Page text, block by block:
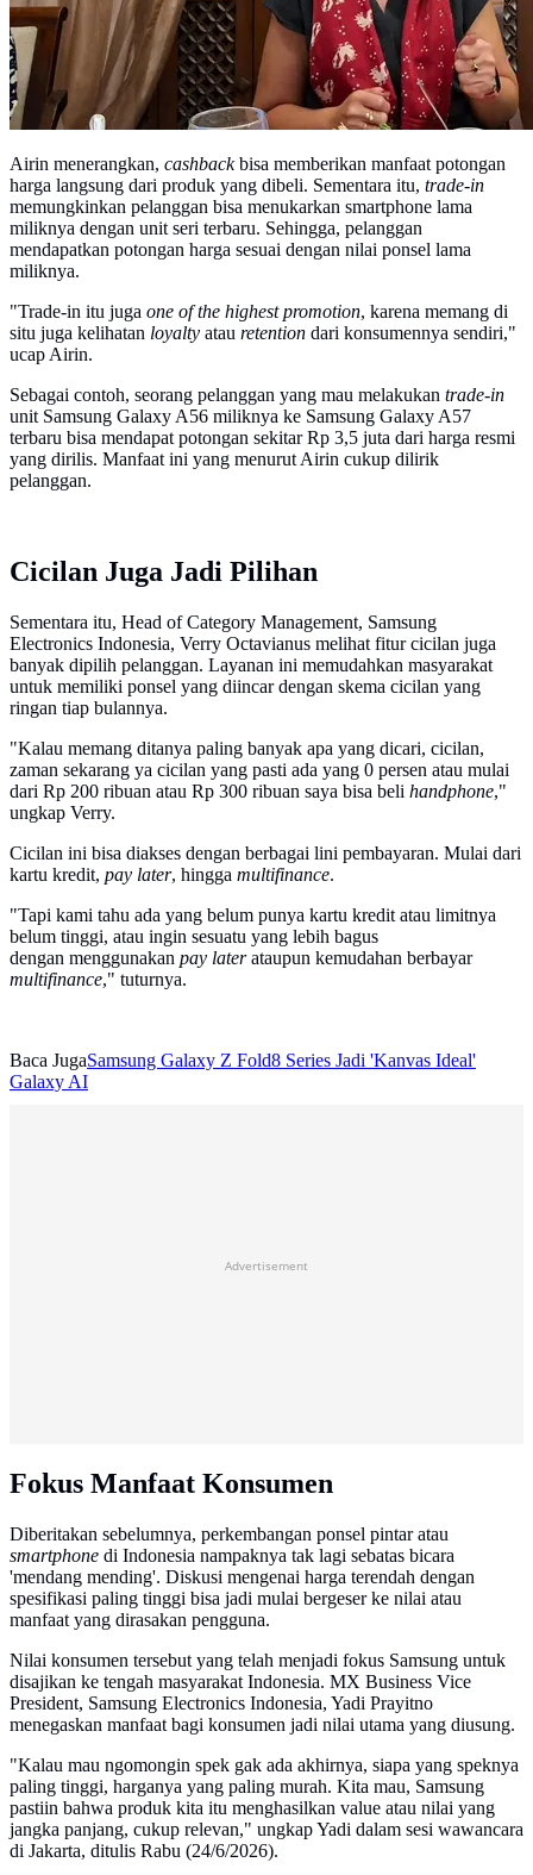
Airin menerangkan, cashbackbisa memberikan manfaat potongan
harga langsung dari produk yang dibeli. Sementara itu, trade-in
memungkinkan pelanggan bisa menukarkan smartphone lama
miliknya dengan unit seri terbaru. Sehingga, pelanggan
mendapatkan potongan harga sesuai dengan nilai ponsel lama
miliknya.
"Trade-in itu juga one of the highest promotion, karena memang di
situ juga kelihatan loyalty atau retention dari konsumennya sendiri,"
ucap Airin.
Sebagai contoh, seorang pelanggan yang mau melakukan trade-in
unit Samsung Galaxy A56 miliknya ke Samsung Galaxy A57
terbaru bisa mendapat potongan sekitar Rp 3,5 juta dari harga resmi
yang dirilis. Manfaat ini yang menurut Airin cukup dilirik
pelanggan.
Cicilan Juga Jadi Pilihan
Sementara itu, Head of Category Management, Samsung
Electronics Indonesia, Verry Octavianus melihat fitur cicilan juga
banyak dipilih pelanggan. Layanan ini memudahkan masyarakat
untuk memiliki ponsel yang diincar dengan skema cicilan yang
ringan tiap bulannya.
"Kalau memang ditanya paling banyak apa yang dicari, cicilan,
zaman sekarang ya cicilan yang pasti ada yang 0 persen atau mulai
dari Rp 200 ribuan atau Rp 300 ribuan saya bisa beli handphone,"
ungkap Verry.
Cicilan ini bisa diakses dengan berbagai lini pembayaran. Mulai dari
kartu kredit, pay later, hingga multifinance.
"Tapi kami tahu ada yang belum punya kartu kredit atau limitnya
belum tinggi, atau ingin sesuatu yang lebih bagus
dengan menggunakan pay laterataupun kemudahan berbayar
multifinance," tuturnya.
Baca JugaSamsung Galaxy Z Fold8 Series Jadi 'Kanvas Ideal'
Galaxy AI
Advertisement
Fokus Manfaat Konsumen
Diberitakan sebelumnya, perkembangan ponsel pintar atau
smartphone di Indonesia nampaknya tak lagi sebatas bicara
'mendang mending'. Diskusi mengenai harga terendah dengan
spesifikasi paling tinggi bisa jadi mulai bergeser ke nilai atau
manfaat yang dirasakan pengguna.
Nilai konsumen tersebut yang telah menjadi fokus Samsung untuk
disajikan ke tengah masyarakat Indonesia. MX Business Vice
President, Samsung Electronics Indonesia, Yadi Prayitno
menegaskan manfaat bagi konsumen jadi nilai utama yang diusung.
"Kalau mau ngomongin spek gak ada akhirnya, siapa yang speknya
paling tinggi, harganya yang paling murah. Kita mau, Samsung
pastiin bahwa produk kita itu menghasilkan value atau nilai yang
jangka panjang, cukup relevan," ungkap Yadi dalam sesi wawancara
di Jakarta, ditulis Rabu (24/6/2026).